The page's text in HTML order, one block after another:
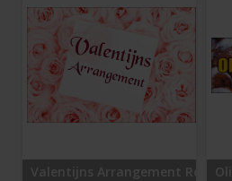
Valentijns Arrangement Rozen